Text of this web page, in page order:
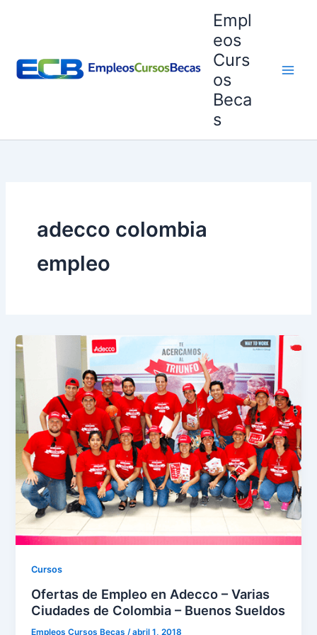
Empl
eos
Curs
os
Beca
s
adecco colombia
empleo
Cursos
Ofertas de Empleo en Adecco – Varias
Ciudades de Colombia – Buenos Sueldos
Empleos Cursos Becas/abril 1, 2018